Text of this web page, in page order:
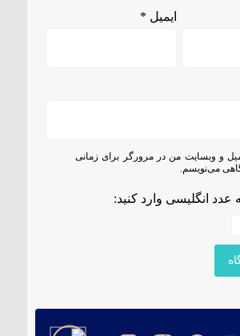
ایمیل *
و وبسایت من در مرورگر برای زمانی
می‌نویسم.
عدد انگلیسی وارد کنید: